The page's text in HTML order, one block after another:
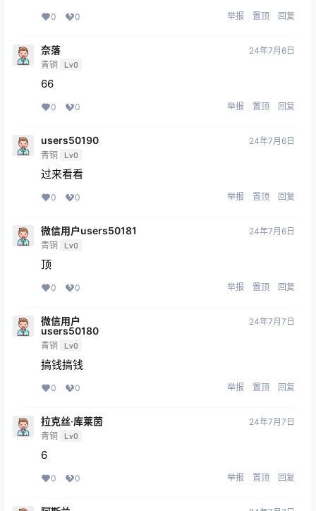
0 0 举报 置顶 回复
奈落
青铜 Lv0
24年7月6日
66
0 0 举报 置顶 回复
users50190
青铜 Lv0
24年7月6日
过来看看
0 0 举报 置顶 回复
微信用户users50181
青铜 Lv0
24年7月6日
顶
0 0 举报 置顶 回复
微信用户
users50180
青铜 Lv0
24年7月7日
搞钱搞钱
0 0 举报 置顶 回复
拉克丝·库莱茵
青铜 Lv0
24年7月7日
6
0 0 举报 置顶 回复